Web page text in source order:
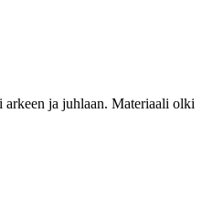
arkeen ja juhlaan. Materiaali olki